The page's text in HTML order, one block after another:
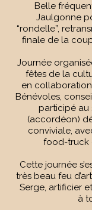
Belle
Jaulgonne
“rondelle”,
finale de la
Journée
fêtes de la
en
Bénévoles,
participé au
(accordéon)
conviviale,
food-truck
Cette journée
très beau feu
Serge, artificier
à